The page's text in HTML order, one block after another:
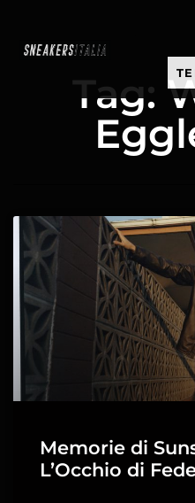
Tag:
Memorie di
L’Occhio di